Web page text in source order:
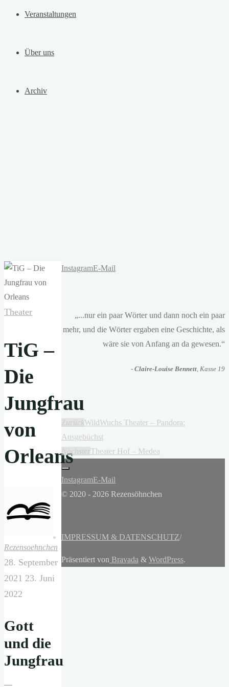
Veranstaltungen
Über uns
Archiv
Theater
TiG –
Die
Jungfrau
von
Orleans
Rezensoehnchen
28. September
2021 23. Juni
2022
Gott
und die
Jungfrau
—
InstagramE-Mail
„...nur ein paar Wörter und dann noch ein paar
mehr, und die Wörter ergaben eine Geschichte, als
wäre sie von Anfang an da gewesen.“
- Claire-Louise Bennett, Kasse 19
ZurückWildWuchs Theater – Pandora:
Ausgebüchst
NächsterTheater Hof – Medea
InstagramE-Mail
© 2020 - 2026 Rezensöhnchen
IMPRESSUM & DATENSCHUTZ/
Präsentiert von Bravada & WordPress.